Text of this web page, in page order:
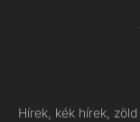
Hírek, kék hírek,